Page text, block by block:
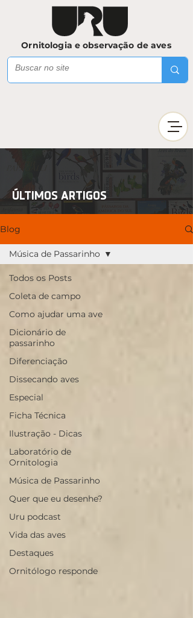
Ornitologia e observação de aves
ÚLTIMOS ARTIGOS
Blog
Todos os Posts
Coleta de campo
Como ajudar uma ave
Dicionário de
passarinho
Diferenciação
Dissecando aves
Especial
Ficha Técnica
Ilustração - Dicas
Laboratório de
Ornitologia
Música de Passarinho
Quer que eu desenhe?
Uru podcast
Vida das aves
Destaques
Ornitólogo responde
Música de Passarinho